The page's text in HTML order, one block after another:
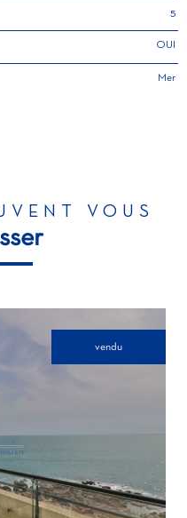
5
OUI
Mer
VOUS
vendu